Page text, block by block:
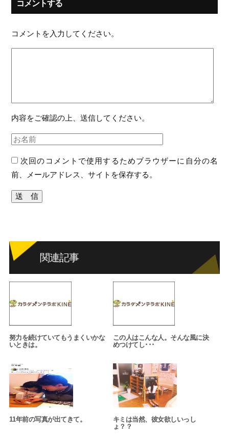
コメントする
コメントを入力してください。
内容をご確認の上、送信してください。
次回のコメントで使用するためブラウザーに自分の名
前、メールアドレス、サイトを保存する。
関連記事
努力を続けていてもうまくいかな
いときは。
この人はこんな人。そんな風に決
めつけてし･･･
11年前の写真が出てきて。
キミは当然、彼女欲しいっし
ょ？？